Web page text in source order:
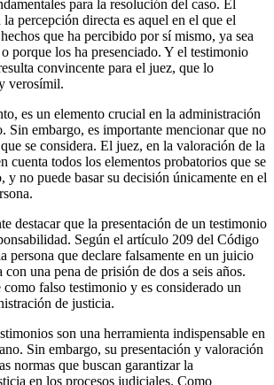
para la resolución del caso. El
percepción directa es aquel en el que el
que ha percibido por sí mismo, ya sea
porque los ha presenciado. Y el testimonio
convincente para el juez, que lo
verosímil.
es un elemento crucial en la administración
Sin embargo, es importante mencionar que no
se considera. El juez, en la valoración de la
cuenta todos los elementos probatorios que se
y no puede basar su decisión únicamente en el
destacar que la presentación de un testimonio
Según el artículo 209 del Código
persona que declare falsamente en un juicio
con una pena de prisión de dos a seis años.
como falso testimonio y es considerado un
de justicia.
son una herramienta indispensable en
Sin embargo, su presentación y valoración
normas que buscan garantizar la
en los procesos judiciales. Como